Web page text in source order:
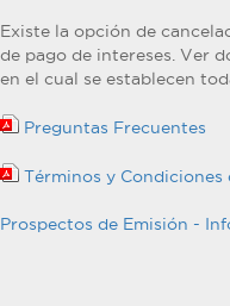
Existe la opción de
de pago de intereses. Ver
en el cual se establecen
Preguntas Frecuentes
Términos y Condiciones
Prospectos de Emisión -